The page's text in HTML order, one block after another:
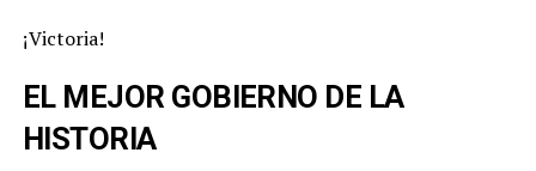
¡Victoria!
EL MEJOR GOBIERNO DE LA
HISTORIA